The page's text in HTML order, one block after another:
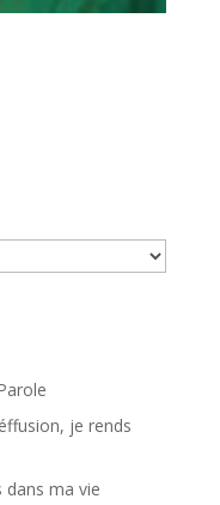
je rends
dans ma vie